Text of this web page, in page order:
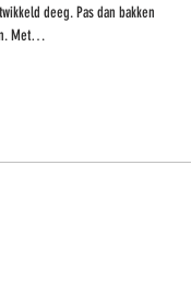
deeg. Pas dan bakken
Met…